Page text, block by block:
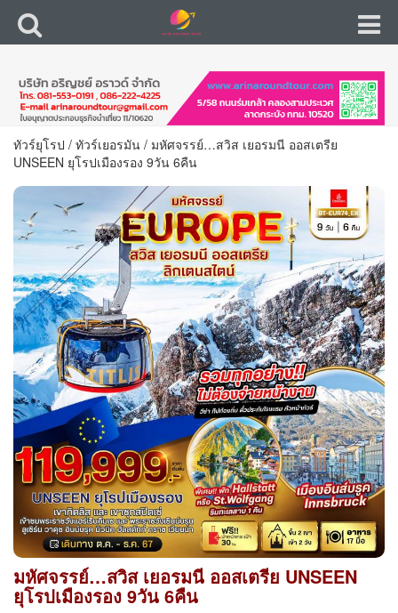
ทัวร์ยุโรป / ทัวร์เยอรมัน / มหัศจรรย์…สวิส เยอรมนี ออสเตรีย
UNSEEN ยุโรปเมืองรอง 9วัน 6คืน
มหัศจรรย์…สวิส เยอรมนี ออสเตรีย UNSEEN
ยุโรปเมืองรอง 9วัน 6คืน